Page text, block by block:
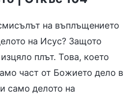
на въплъщението
на Исус? Защото
плът. Това, което
част от Божието дело в
само делото на